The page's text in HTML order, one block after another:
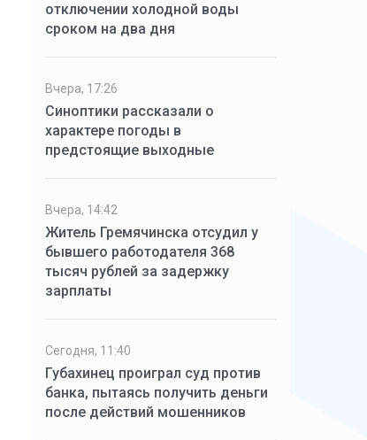
отключении холодной воды
сроком на два дня
Вчера, 17:26
Синоптики рассказали о
характере погоды в
предстоящие выходные
Вчера, 14:42
Житель Гремячинска отсудил у
бывшего работодателя 368
тысяч рублей за задержку
зарплаты
Сегодня, 11:40
Губахинец проиграл суд против
банка, пытаясь получить деньги
после действий мошенников